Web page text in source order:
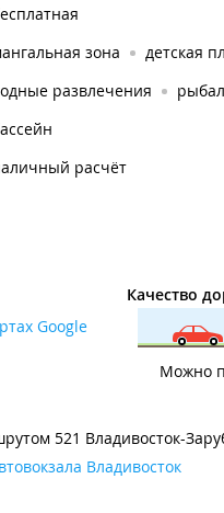
зона
детская
развлечения
расчёт
Google
Качество
Можно
521 Владивосток-
Владивосток